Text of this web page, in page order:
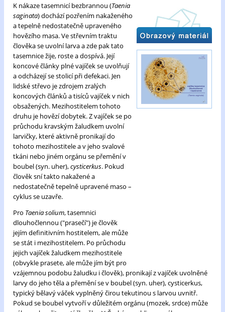
K nákaze tasemnicí bezbrannou (Taenia
saginata) dochází pozřením nakaženého
a tepelně nedostatečně upraveného
hovězího masa. Ve střevním traktu
člověka se uvolní larva a zde pak tato
tasemnice žije, roste a dospívá. Její
koncové články plné vajíček se uvolňují
a odcházejí se stolicí při defekaci. Jen
lidské střevo je zdrojem zralých
koncových článků a tisíců vajíček v nich
obsažených. Mezihostitelem tohoto
druhu je hovězí dobytek. Z vajíček se po
průchodu kravským žaludkem uvolní
larvičky, které aktivně pronikají do
tohoto mezihostitele a v jeho svalové
tkáni nebo jiném orgánu se přemění v
boubel (syn. uher),cysticerkus. Pokud
člověk sní takto nakažené a
nedostatečně tepelně upravené maso –
cyklus se uzavře.
Pro Taenia solium, tasemnici
dlouhočlennou ("prasečí") je člověk
jejím definitivním hostitelem, ale může
se stát i mezihostitelem. Po průchodu
jejich vajíček žaludkem mezihostitele
(obvykle prasete, ale může jím být pro
vzájemnou podobu žaludku i člověk), pronikají z vajíček uvolněné
larvy do jeho těla a přemění se v boubel (syn. uher), cysticerkus,
typický bělavý váček vyplněný čirou tekutinou s larvou uvnitř.
Pokud se boubel vytvoří v důležitém orgánu (mozek, srdce) může